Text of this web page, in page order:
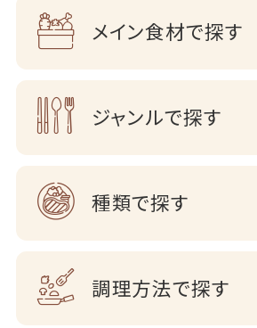
メイン食材で探す
ジャンルで探す
種類で探す
調理方法で探す